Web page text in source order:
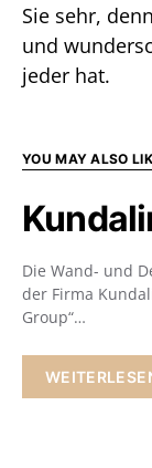
Sie sehr,
und
jeder hat.
YOU MAY ALSO
Die Wand- und
der Firma
Group“…